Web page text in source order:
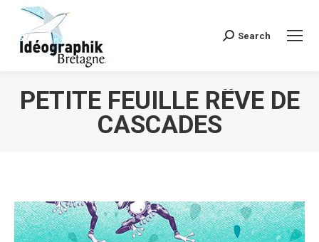
Recherche
Search
PETITE FEUILLE RÊVE DE
CASCADES